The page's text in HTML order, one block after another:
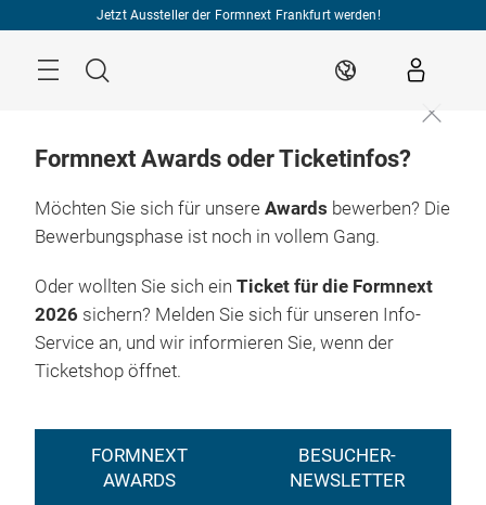
Jetzt Aussteller der Formnext Frankfurt werden!
Suche DE
Formnext Awards oder Ticketinfos?
Möchten Sie sich für unsere Awards bewerben? Die
Bewerbungsphase ist noch in vollem Gang.
Oder wollten Sie sich ein Ticket für die Formnext
2026 sichern? Melden Sie sich für unseren Info-
Service an, und wir informieren Sie, wenn der
Ticketshop öffnet.
FORMNEXT
AWARDS
BESUCHER-
NEWSLETTER